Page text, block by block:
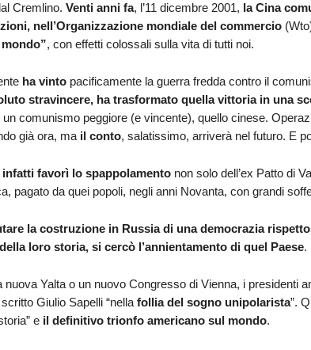
Cremlino. Venti anni fa, l’11 dicembre 2001, la Cina
nell’Organizzazione mondiale del commercio
, con effetti colossali sulla vita di tutti noi.
ha vintopacificamente la guerra fredda contro il
stravincere, ha trasformato quella vittoria in una
comunismo peggiore (e vincente), quello cinese.
già ora, ma il conto, salatissimo, arriverà nel futuro. E
infatti favorì lo spappolamentonon solo dell’ex Patto di
pagato da quei popoli, negli anni Novanta, con grandi
la costruzione in Russia di una democrazia
loro storia, si cercò l’annientamento di quel Paese.
nuova Yalta o un nuovo Congresso di Vienna, i presidenti
Giulio Sapelli “nella follia del sogno unipolarista”.
e il definitivo trionfo americano sul mondo.